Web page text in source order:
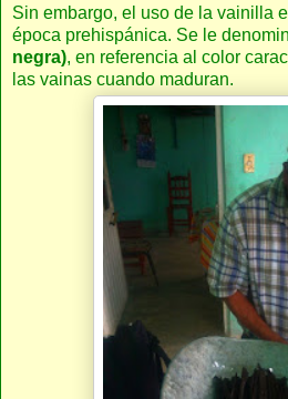
Sin embargo, el uso de la vainilla
época prehispánica. Se le
negra), en referencia al color
las vainas cuando maduran.